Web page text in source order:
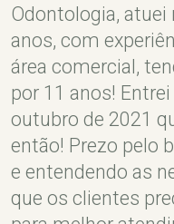
Odontologia, atuei
anos, com
área comercial,
por 11 anos!
outubro de 2021
então! Prezo pelo
e entendendo as
que os clientes